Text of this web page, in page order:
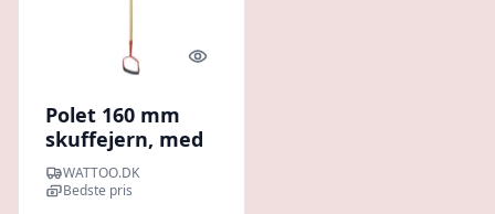
Quick look
Polet 160 mm
skuffejern, med
150 cm trskaft
WATTOO.DK
Bedste pris